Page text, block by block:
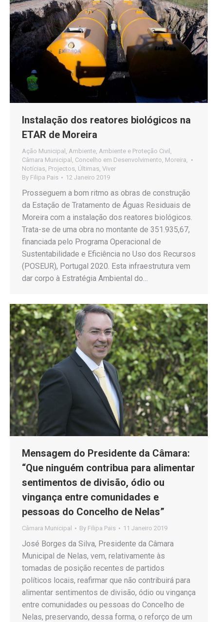
Instalação dos reatores biológicos na
ETAR de Moreira
Ação Municipal Ambiente Ambiente e Proteção Civil
Câmara Municipal
Concelho em Desenvolvimento Moreira
Notícias Projectos Últimas Viver
By Filipa Pais 12 Janeiro 2019
Prosseguem a bom ritmo as obras de construção
da Estação de Tratamento de Águas Residuais de
Moreira com a instalação dos reatores biológicos.
Trata-se de uma obra no montante de 351.935,67,
financiada pelo Programa Operacional de
Sustentabilidade e Eficiência no Uso dos Recursos
(POSEUR), Portugal 2020. Esta infraestrutura vem
dar corpo à Estratégia Ambiental do…
Mensagem do Presidente da Câmara:
“Que ninguém contribua para alimentar
sentimentos de divisão, ódio ou
vingança entre comunidades e
pessoas do Concelho de Nelas”
Câmara Municipal By Filipa Pais 11 Janeiro 2019
José Borges da Silva, Presidente da Câmara
Municipal de Nelas, vem, relativamente às
tomadas de posição recentes de partidos
políticos locais, reafirmar que não contribuirá para
alimentar sentimentos de divisão, ódio ou vingança
entre comunidades ou pessoas do Concelho de
Nelas, preservando, dessa forma, o reforço de um